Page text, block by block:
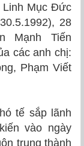
Linh Mục Đức
28
Mạnh Tiến
các anh chị:
Phạm Viết
tế sắp lãnh
vào ngày
trung thành